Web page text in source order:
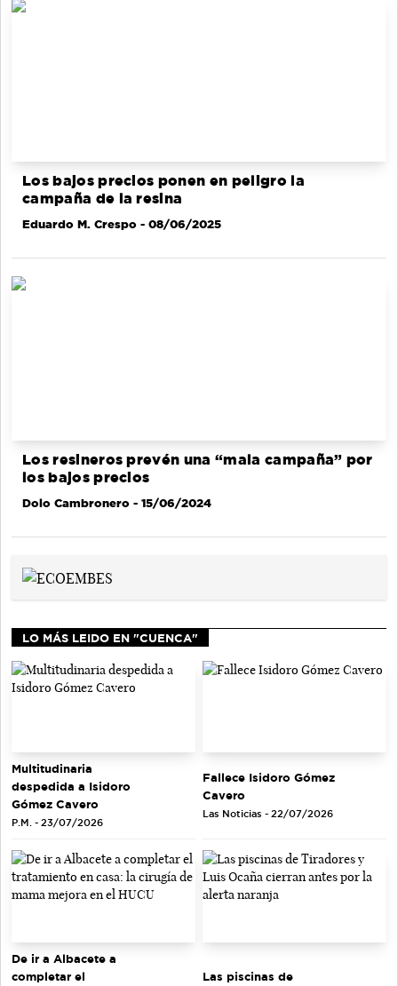
Los bajos precios ponen en peligro la
campaña de la resina
Eduardo M. Crespo - 08/06/2025
Los resineros prevén una “mala campaña” por
los bajos precios
Dolo Cambronero - 15/06/2024
LO MÁS LEIDO EN "CUENCA"
Multitudinaria
despedida a Isidoro
Gómez Cavero
P.M. - 23/07/2026
Fallece Isidoro Gómez
Cavero
Las Noticias - 22/07/2026
De ir a Albacete a
completar el
Las piscinas de